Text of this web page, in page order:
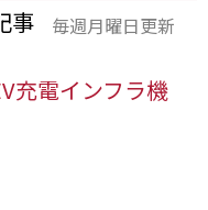
事 毎週月曜日更新
充電インフラ機